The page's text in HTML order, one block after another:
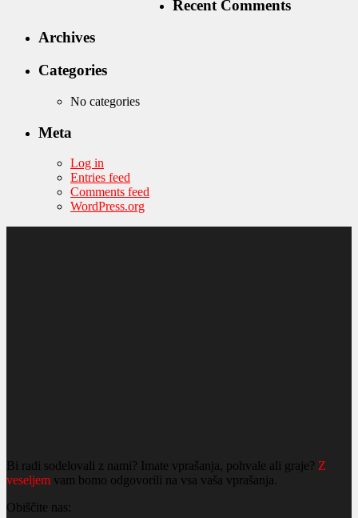
Recent Comments
Archives
Categories
No categories
Meta
Log in
Entries feed
Comments feed
WordPress.org
Bi radi sodelovali z nami? Imate vprašanja, pohvale ali graje? Z
veseljem vam bomo odgovorili na vsa vaša vprašanja.
Obiščite nas: